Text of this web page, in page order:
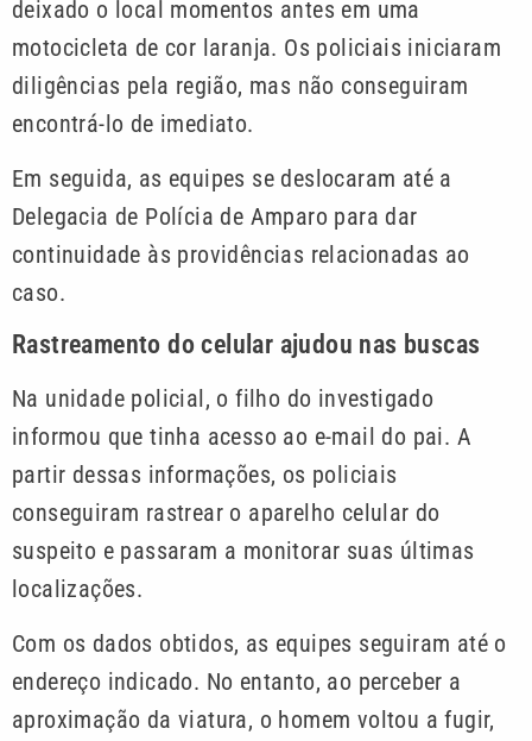
deixado o local momentos antes em uma
motocicleta de cor laranja. Os policiais iniciaram
diligências pela região, mas não conseguiram
encontrá-lo de imediato.
Em seguida, as equipes se deslocaram até a
Delegacia de Polícia de Amparo para dar
continuidade às providências relacionadas ao
caso.
Rastreamento do celular ajudou nas buscas
Na unidade policial, o filho do investigado
informou que tinha acesso ao e-mail do pai. A
partir dessas informações, os policiais
conseguiram rastrear o aparelho celular do
suspeito e passaram a monitorar suas últimas
localizações.
Com os dados obtidos, as equipes seguiram até o
endereço indicado. No entanto, ao perceber a
aproximação da viatura, o homem voltou a fugir,